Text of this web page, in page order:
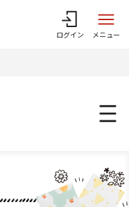
ログイン メニュー